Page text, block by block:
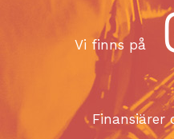
Vi finns på
Finansiärer